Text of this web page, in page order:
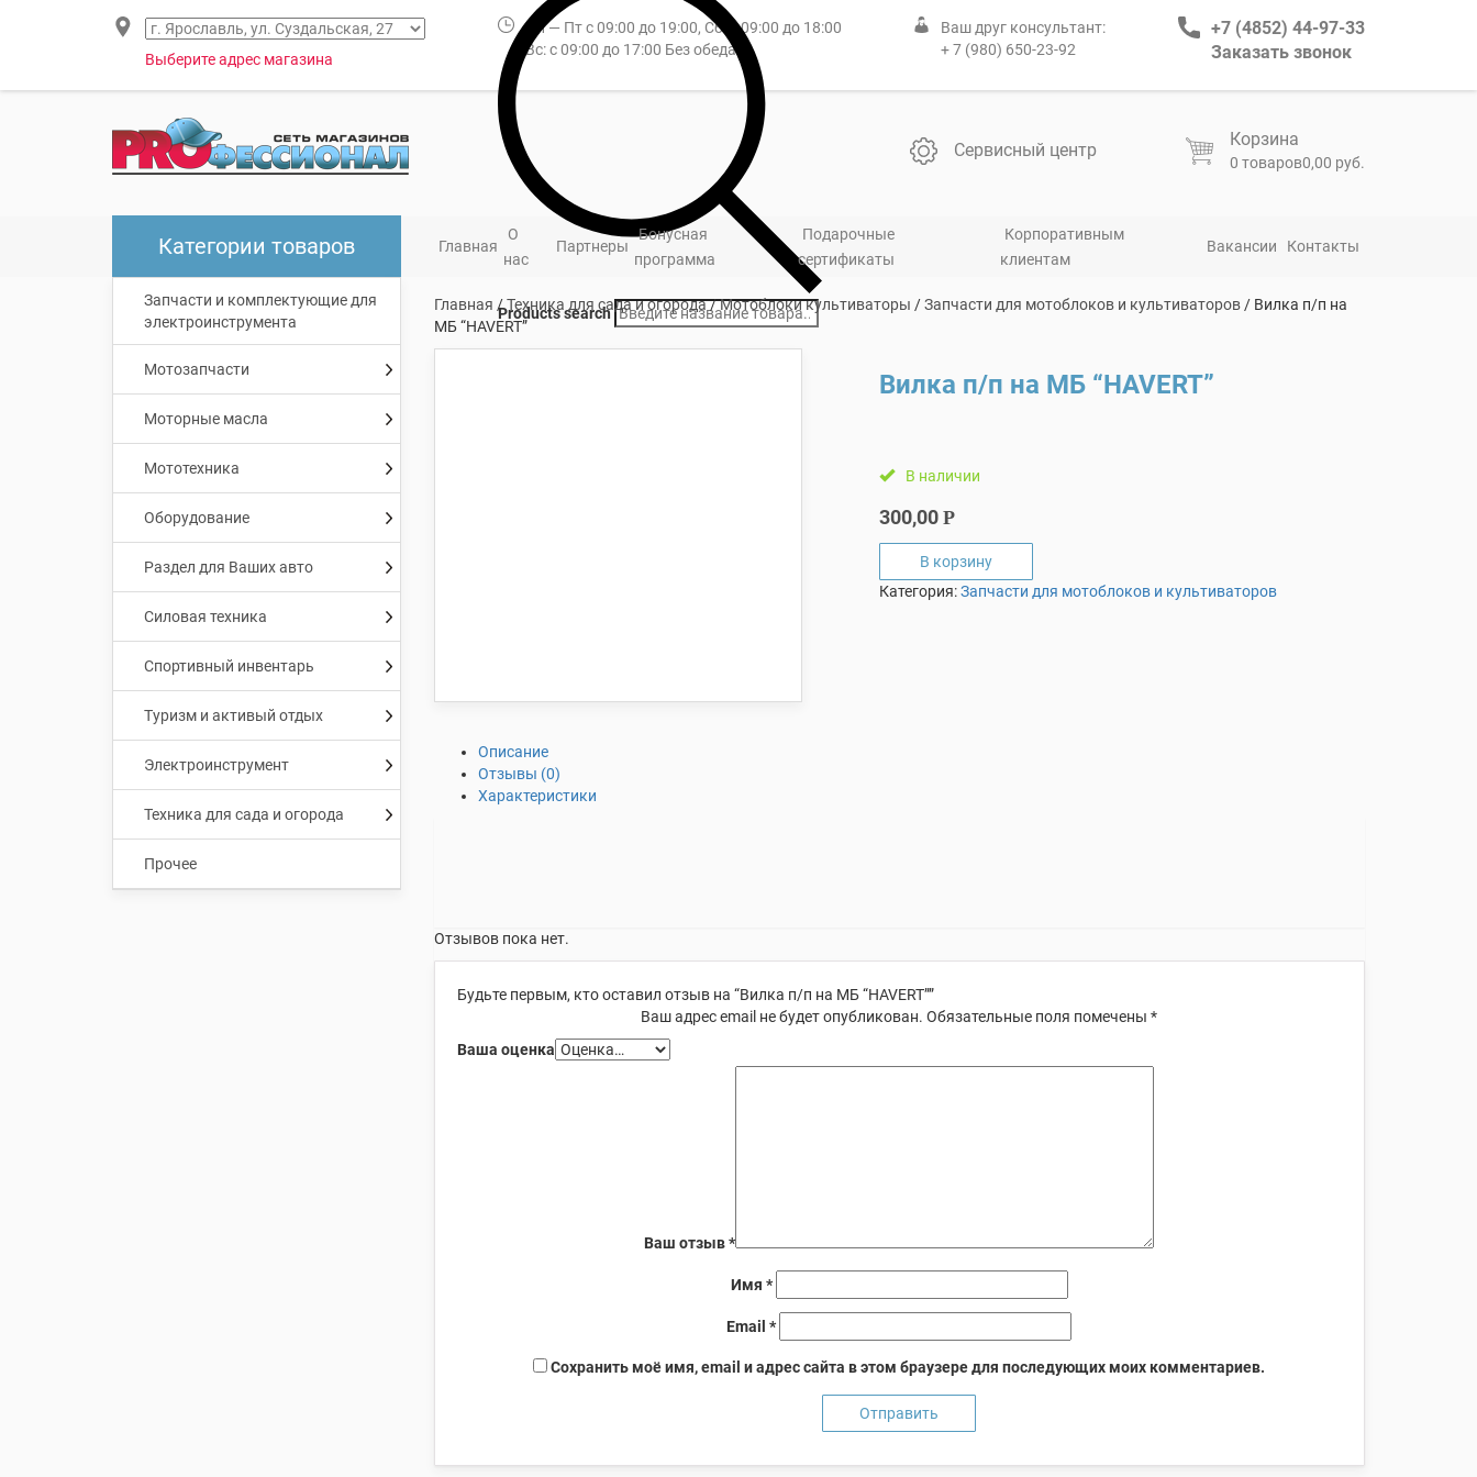
Выберите адрес магазина
Пн — Пт с 09:00 до 19:00, Сб: с 09:00 до 18:00
Вс: с 09:00 до 17:00 Без обеда
Ваш друг консультант:
+ 7 (980) 650-23-92
+7 (4852) 44-97-33
Заказать звонок
Products search
Сервисный центр
Корзина
0 товаров0,00 руб.
Главная
О
нас
Партнеры
Бонусная
программа
Подарочные
сертификаты
Корпоративным
клиентам
Вакансии Контакты
Категории товаров
Запчасти и комплектующие для
электроинструмента
Мотозапчасти
Моторные масла
Мототехника
Оборудование
Раздел для Ваших авто
Силовая техника
Спортивный инвентарь
Туризм и активый отдых
Электроинструмент
Техника для сада и огорода
Прочее
Главная /Техника для сада и огорода/Мотоблоки культиваторы /Запчасти для мотоблоков и культиваторов/ Вилка п/п на
МБ “HAVERT”
Вилка п/п на МБ “HAVERT”
В наличии
300,00Р
В корзину
Категория:Запчасти для мотоблоков и культиваторов
Описание
Отзывы (0)
Характеристики
Отзывов пока нет.
Будьте первым, кто оставил отзыв на “Вилка п/п на МБ “HAVERT””
Ваш адрес email не будет опубликован. Обязательные поля помечены*
Ваша оценка
Ваш отзыв*
Имя *
Email*
Сохранить моё имя, email и адрес сайта в этом браузере для последующих моих комментариев.